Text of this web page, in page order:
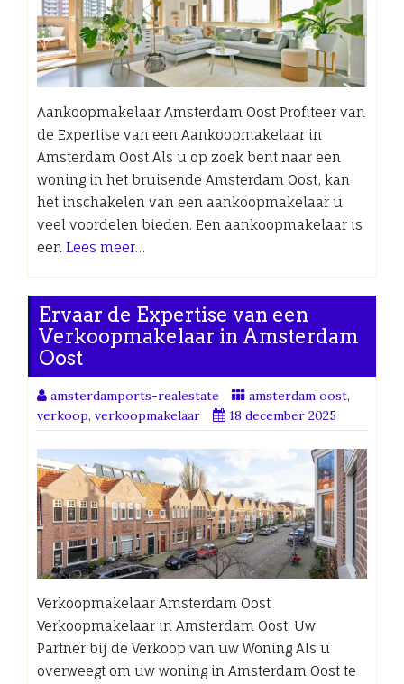
Aankoopmakelaar Amsterdam Oost Profiteer van
de Expertise van een Aankoopmakelaar in
Amsterdam Oost Als u op zoek bent naar een
woning in het bruisende Amsterdam Oost, kan
het inschakelen van een aankoopmakelaar u
veel voordelen bieden. Een aankoopmakelaar is
een Lees meer…
Ervaar de Expertise van een
Verkoopmakelaar in Amsterdam
Oost
amsterdamports-realestate amsterdam oost,
verkoop, verkoopmakelaar 18 december 2025
Verkoopmakelaar Amsterdam Oost
Verkoopmakelaar in Amsterdam Oost: Uw
Partner bij de Verkoop van uw Woning Als u
overweegt om uw woning in Amsterdam Oost te